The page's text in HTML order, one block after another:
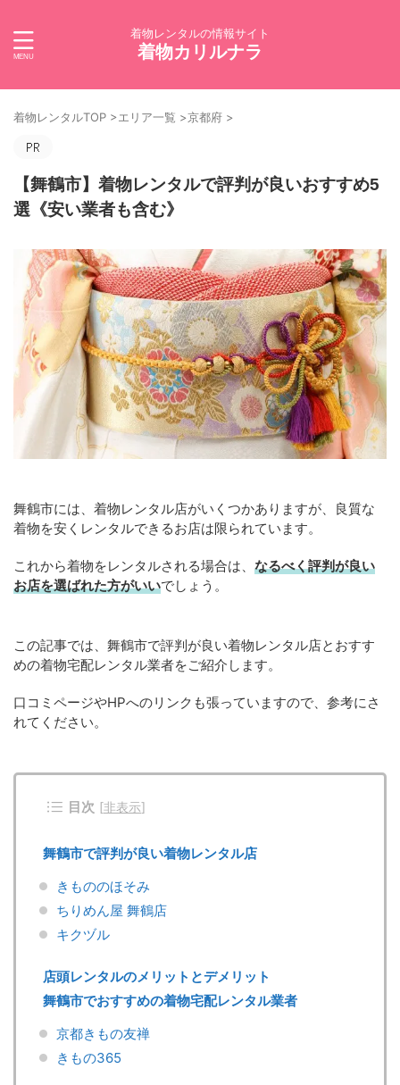
着物レンタルの情報サイト
着物カリルナラ
着物レンタルTOP >エリア一覧 >京都府 >
【舞鶴市】着物レンタルで評判が良いおすすめ5
選《安い業者も含む》
舞鶴市には、着物レンタル店がいくつかありますが、良質な
着物を安くレンタルできるお店は限られています。
これから着物をレンタルされる場合は、 なるべく評判が良い
お店を選ばれた方がいいでしょう。
この記事では、舞鶴市で評判が良い着物レンタル店とおすす
めの着物宅配レンタル業者をご紹介します。
口コミページやHPへのリンクも張っていますので、参考にさ
れてください。
目次 [非表示]
舞鶴市で評判が良い着物レンタル店
きもののほそみ
ちりめん屋 舞鶴店
キクヅル
店頭レンタルのメリットとデメリット
舞鶴市でおすすめの着物宅配レンタル業者
京都きもの友禅
きもの365